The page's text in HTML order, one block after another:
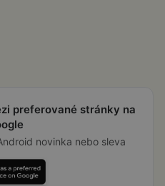
preferované stránky na
novinka nebo sleva